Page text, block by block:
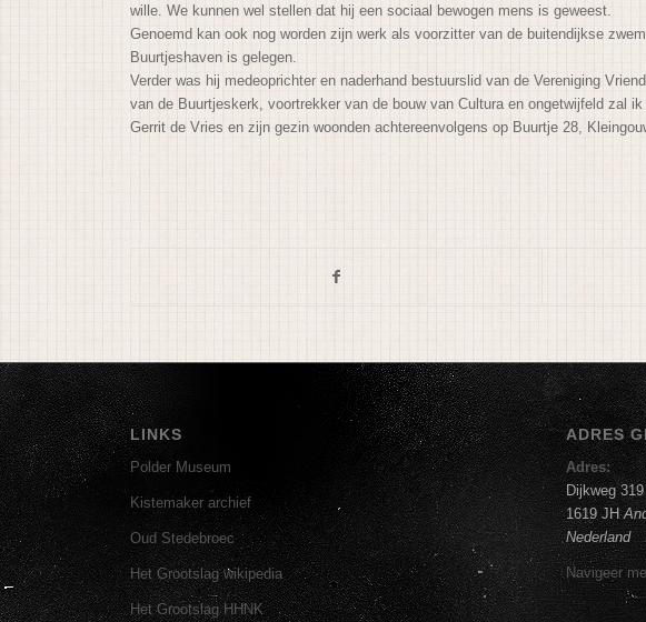
wille. We kunnen wel stellen dat hij een sociaal bewogen mens is geweest.
Genoemd kan ook nog worden zijn werk als voorzitter van de buitendijkse
Buurtjeshaven is gelegen.
Verder was hij medeoprichter en naderhand bestuurslid van de Vereniging
van de Buurtjeskerk, voortrekker van de bouw van Cultura en ongetwijfeld zal
Gerrit de Vries en zijn gezin woonden achtereenvolgens op Buurtje 28,
LINKS
Polder Museum
Kistemaker archief
Oud Stedebroec
Het Grootslag wikipedia
Het Grootslag HHNK
ADRES
Adres:
Dijkweg
1619 JH
Nederland
Navigeer